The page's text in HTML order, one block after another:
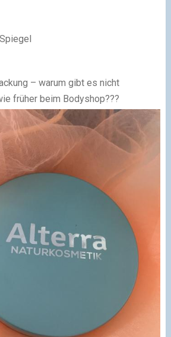
– warum gibt es nicht
früher beim Bodyshop???